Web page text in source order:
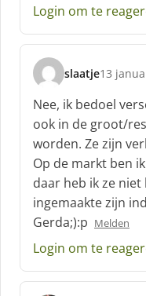
Login om te
slaatje
s
c
h
r
e
e
f
:
13
Nee, ik bedoel
ook in de groot/
worden. Ze zijn
Op de markt ben
daar heb ik ze
ingemaakte zijn
Gerda;):p Melden
Login om te